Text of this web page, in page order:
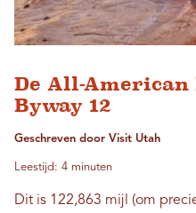
De All-American
Byway 12
Geschreven door Visit Utah
Leestijd: 4 minuten
Dit is 122,863 mijl (om